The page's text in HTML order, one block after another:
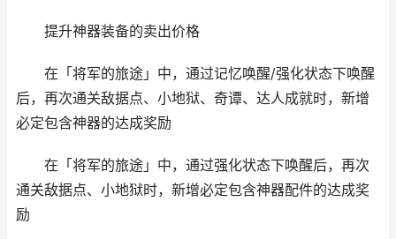
提升神器装备的卖出价格
在「将军的旅途」中，通过记忆唤醒/强化状态下唤醒
后，再次通关敌据点、小地狱、奇谭、达人成就时，新增
必定包含神器的达成奖励
在「将军的旅途」中，通过强化状态下唤醒后，再次
通关敌据点、小地狱时，新增必定包含神器配件的达成奖
励